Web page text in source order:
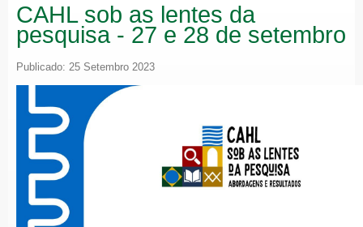
CAHL sob as lentes da
pesquisa - 27 e 28 de setembro
Publicado: 25 Setembro 2023